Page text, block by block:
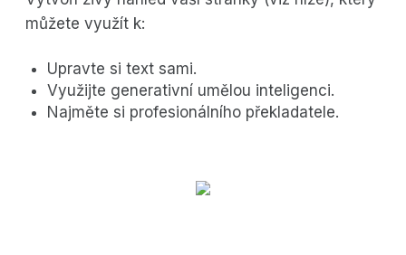
můžete využít k:
Upravte si text sami.
Využijte generativní umělou inteligenci.
Najměte si profesionálního překladatele.